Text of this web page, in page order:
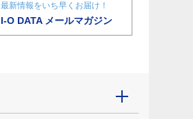
最新情報をいち早くお届け！
I-O DATA メールマガジン